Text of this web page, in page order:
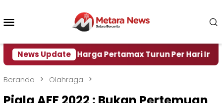
konten
News Update
Harga Pertamax Turun Per Hari Ini, Segini
Beranda Olahraga